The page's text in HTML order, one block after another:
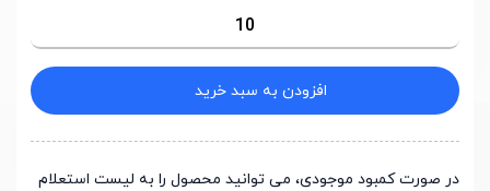
افزودن به سبد خرید
در صورت کمبود موجودی، می توانید محصول را به لیست استعلام